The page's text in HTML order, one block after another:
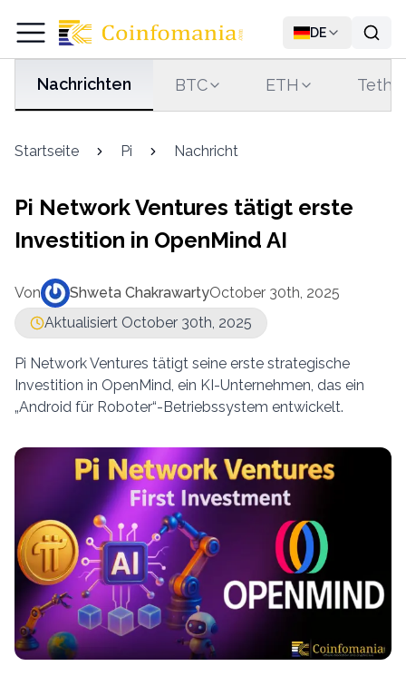
DE
Nachrichten BTC ETH
Startseite Pi Nachricht
Pi Network Ventures tätigt erste
Investition in OpenMind AI
Von Shweta ChakrawartyOctober 30th, 2025
Aktualisiert October 30th, 2025
Pi Network Ventures tätigt seine erste strategische
Investition in OpenMind, ein KI-Unternehmen, das ein
„Android für Roboter“-Betriebssystem entwickelt.